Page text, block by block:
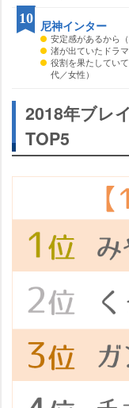
尼神インター
安定感があるから
渚が出ていたドラ
役割を果たしてい
代／女性）
10
2018年ブレ
TOP5